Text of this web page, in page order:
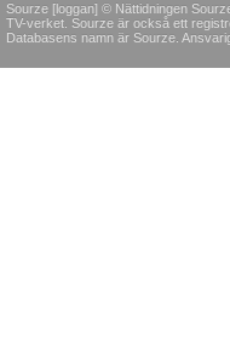
Sourze [loggan] © Nättidningen
TV-verket. Sourze är också ett
Databasens namn är Sourze.